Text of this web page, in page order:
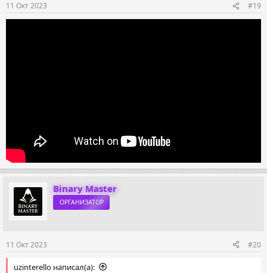
11 Окт 2023 #19
Binary Master
ОРГАНИЗАТОР
11 Окт 2023 #20
uzinterello написал(а):